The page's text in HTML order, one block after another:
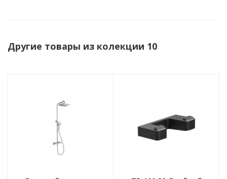
Другие товары из колекции 10